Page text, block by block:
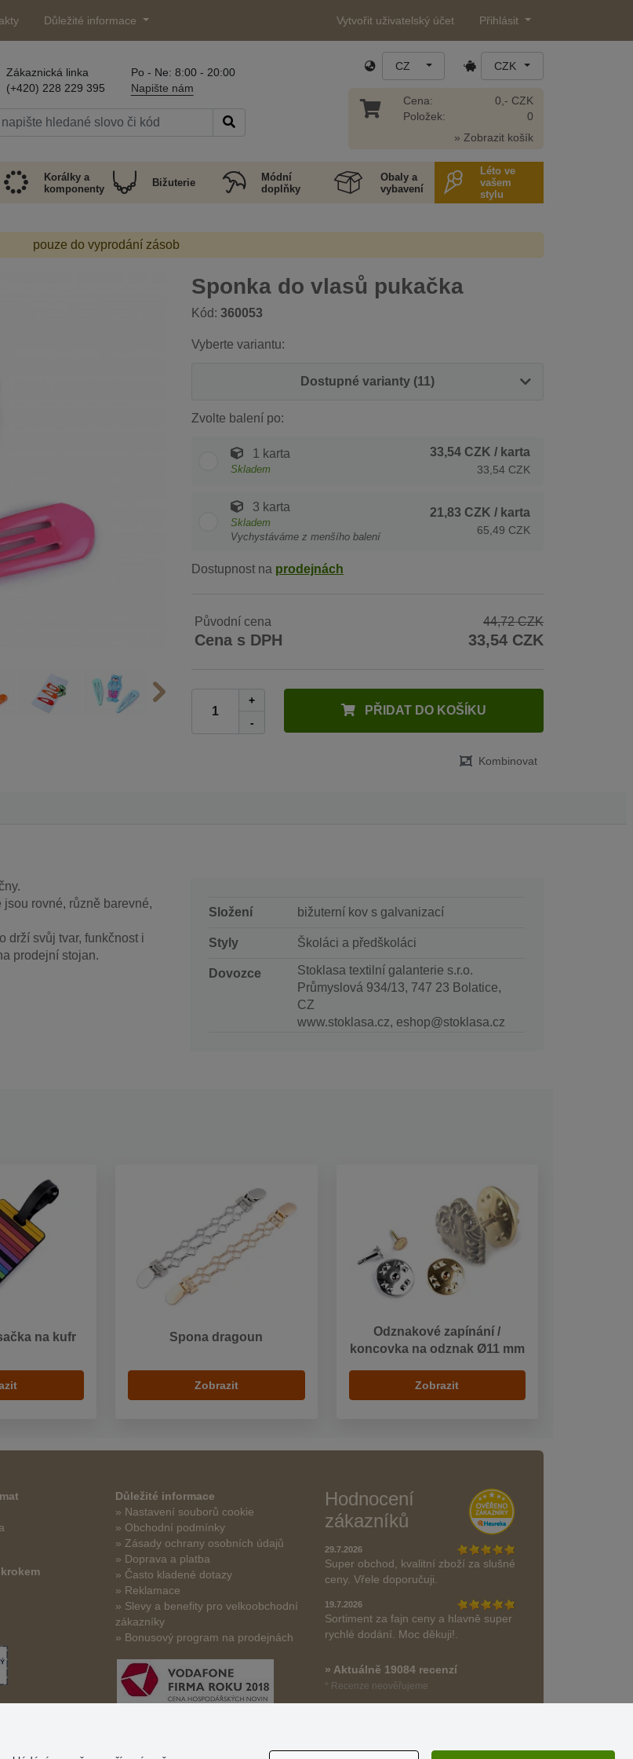
Důležité informace Vytvořit uživatelský účet Přihlásit
Zákaznická linka
(+420) 228 229 395
Po - Ne: 8:00 - 20:00
Napište nám
CZ CZK
Cena:
Položek:
0,- CZK
0
» Zobrazit košík
Korálky a
komponenty
Bižuterie
Módní
doplňky
Obaly a
vybavení
Léto ve
vašem
stylu
pouze do vyprodání zásob
Sponka do vlasů pukačka
Kód: 360053
Vyberte variantu:
Dostupné varianty (11)
Zvolte balení po:
1 karta
Skladem
33,54 CZK / karta
33,54 CZK
3 karta
Skladem
Vychystáváme z menšího balení
21,83 CZK / karta
65,49 CZK
Dostupnost na prodejnách
Původní cena 44,72 CZK
Cena s DPH 33,54 CZK
+
-
PŘIDAT DO KOŠÍKU
Kombinovat
rovné, různě barevné,
drží svůj tvar, funkčnost i
prodejní stojan.
Složení bižuterní kov s galvanizací
Styly Školáci a předškoláci
Dovozce
Stoklasa textilní galanterie s.r.o.
Průmyslová 934/13, 747 23 Bolatice,
CZ
www.stoklasa.cz, eshop@stoklasa.cz
na kufr Spona dragoun
Zobrazit
Odznakové zapínání /
koncovka na odznak Ø11 mm
Zobrazit
Důležité informace
» Nastavení souborů cookie
» Obchodní podmínky
» Zásady ochrany osobních údajů
» Doprava a platba
» Často kladené dotazy
» Reklamace
» Slevy a benefity pro velkoobchodní
zákazníky
» Bonusový program na prodejnách
Hodnocení
zákazníků
29.7.2026
Super obchod, kvalitní zboží za slušné
ceny. Vřele doporučuji.
19.7.2026
Sortiment za fajn ceny a hlavně super
rychlé dodání. Moc děkuji!.
» Aktuálně 19084 recenzí
* Recenze neověřujeme